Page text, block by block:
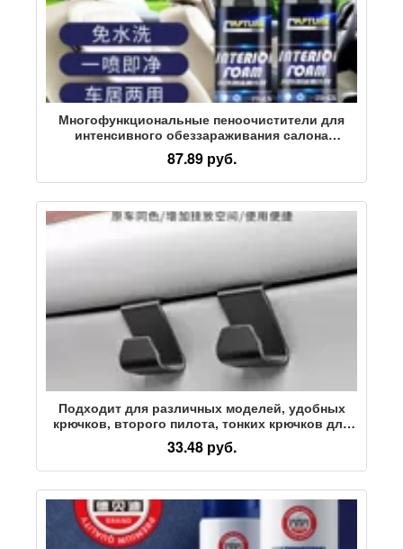
Многофункциональные пеноочистители для
интенсивного обеззараживания салона
автомобиля, не требующие мойки средства для
чистки кожаных сидений на потолке
87.89 руб.
Подходит для различных моделей, удобных
крючков, второго пилота, тонких крючков для
хранения в бардачке, предметов интерьера
автомобиля.
33.48 руб.